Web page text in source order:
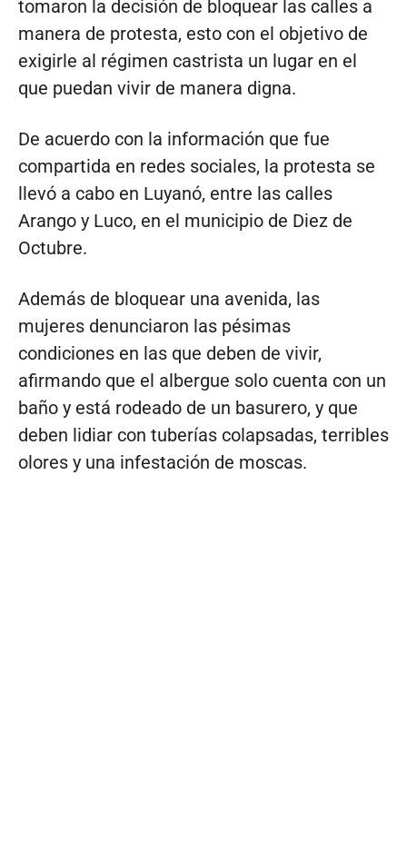
tomaron la decisión de bloquear las calles a
manera de protesta, esto con el objetivo de
exigirle al régimen castrista un lugar en el
que puedan vivir de manera digna.
De acuerdo con la información que fue
compartida en redes sociales, la protesta se
llevó a cabo en Luyanó, entre las calles
Arango y Luco, en el municipio de Diez de
Octubre.
Además de bloquear una avenida, las
mujeres denunciaron las pésimas
condiciones en las que deben de vivir,
afirmando que el albergue solo cuenta con un
baño y está rodeado de un basurero, y que
deben lidiar con tuberías colapsadas, terribles
olores y una infestación de moscas.